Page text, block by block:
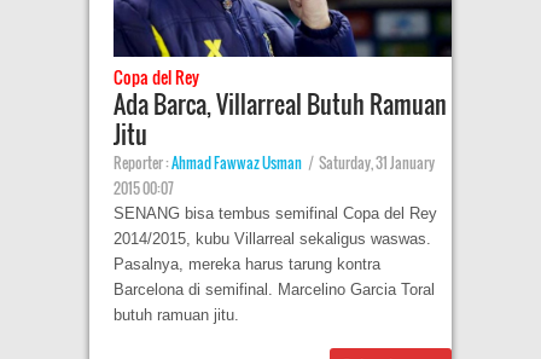
Copa del Rey
Ada Barca, Villarreal Butuh Ramuan
Jitu
Reporter :Ahmad Fawwaz Usman | Saturday, 31 January
2015 00:07
SENANG bisa tembus semifinal Copa del Rey
2014/2015, kubu Villarreal sekaligus waswas.
Pasalnya, mereka harus tarung kontra
Barcelona di semifinal. Marcelino Garcia Toral
butuh ramuan jitu.